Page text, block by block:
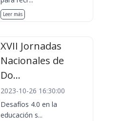
Leer más
XVII Jornadas
Nacionales de
Do...
2023-10-26 16:30:00
Desafíos 4.0 en la
educación s...